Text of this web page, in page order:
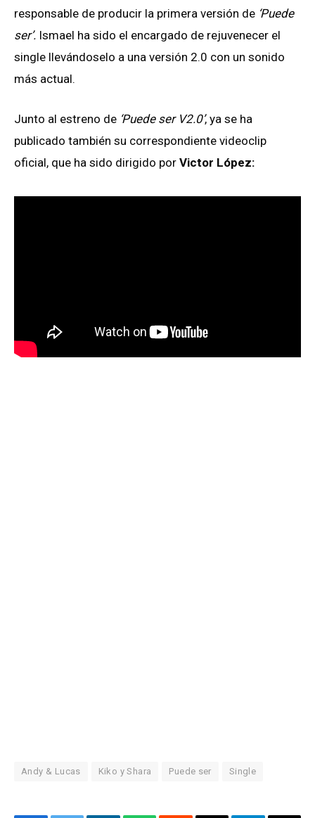
responsable de producir la primera versión de ‘Puede
ser’. Ismael ha sido el encargado de rejuvenecer el
single llevándoselo a una versión 2.0 con un sonido
más actual.
Junto al estreno de ‘Puede ser V2.0’, ya se ha
publicado también su correspondiente videoclip
oficial, que ha sido dirigido por Victor López:
Andy & Lucas Kiko y Shara Puede ser Single